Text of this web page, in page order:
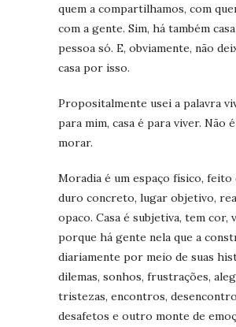
quem a compartilhamos, com
com a gente. Sim, há também
pessoa só. E, obviamente, não
casa por isso.
Propositalmente usei a palavra
para mim, casa é para viver. Não
morar.
Moradia é um espaço físico, feito
duro concreto, lugar objetivo,
opaco. Casa é subjetiva, tem cor,
porque há gente nela que a
diariamente por meio de suas
dilemas, sonhos, frustrações,
tristezas, encontros,
desafetos e outro monte de